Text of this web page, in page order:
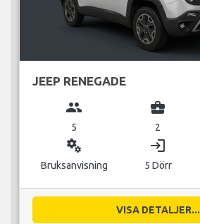
JEEP RENEGADE
group
5
business_center
2
miscellaneous_services
Bruksanvisning
login
5 Dörr
VISA DETALJER...